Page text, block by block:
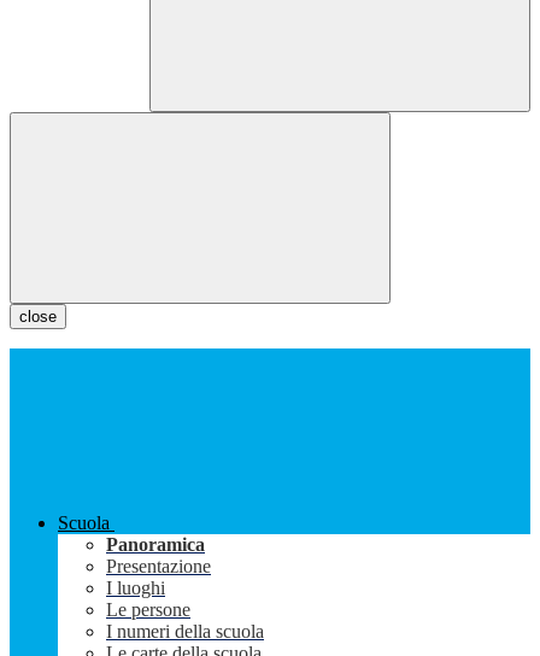
close
Scuola
Panoramica
Presentazione
I luoghi
Le persone
I numeri della scuola